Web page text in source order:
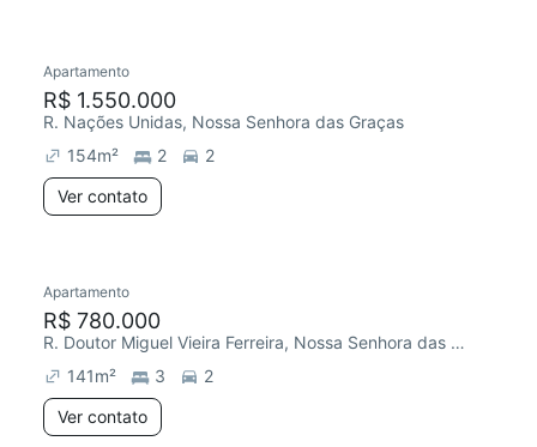
Redecorar
Apartamento
R$ 1.550.000
R. Nações Unidas, Nossa Senhora das Graças
154m² 2
2
Ver contato
Chegou este mês
Apartamento
R$ 780.000
R. Doutor Miguel Vieira Ferreira, Nossa Senhora das Graças
141m² 3
2
Ver contato